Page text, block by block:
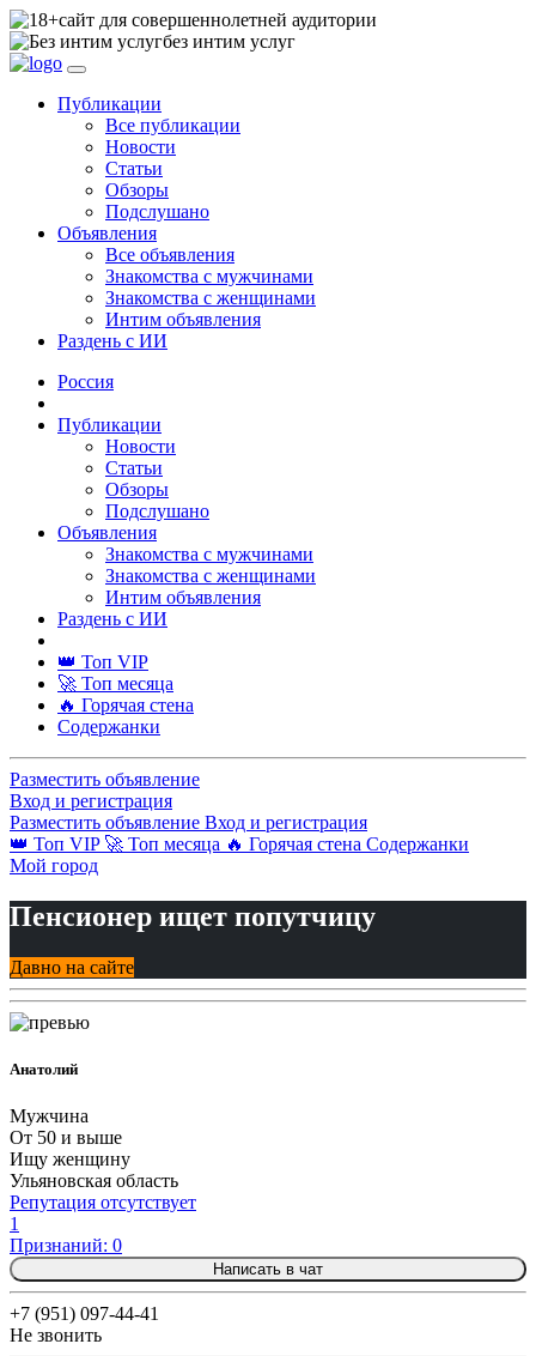
сайт для совершеннолетней аудитории
без интим услуг
Публикации
Все публикации
Новости
Статьи
Обзоры
Подслушано
Объявления
Все объявления
Знакомства с мужчинами
Знакомства с женщинами
Интим объявления
Раздень с ИИ
Россия
Публикации
Новости
Статьи
Обзоры
Подслушано
Объявления
Знакомства с мужчинами
Знакомства с женщинами
Интим объявления
Раздень с ИИ
👑 Топ VIP
🚀 Топ месяца
🔥 Горячая стена
Содержанки
Разместить объявление
Вход и регистрация
Разместить объявление Вход и регистрация
👑 Топ VIP 🚀 Топ месяца 🔥 Горячая стена Содержанки
Мой город
Пенсионер ищет попутчицу
Давно на сайте
Анатолий
Мужчина
От 50 и выше
Ищу женщину
Ульяновская область
Репутация отсутствует
1
Признаний: 0
Написать в чат
+7 (951) 097-44-41
Не звонить